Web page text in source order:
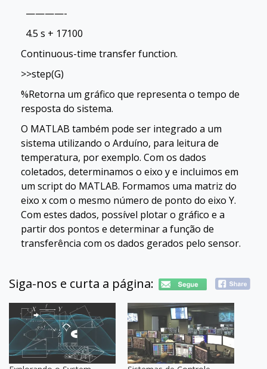
————-
4.5 s + 17100
Continuous-time transfer function.
>>step(G)
%Retorna um gráfico que representa o tempo de
resposta do sistema.
O MATLAB também pode ser integrado a um
sistema utilizando o Arduíno, para leitura de
temperatura, por exemplo. Com os dados
coletados, determinamos o eixo y e incluimos em
um script do MATLAB. Formamos uma matriz do
eixo x com o mesmo número de ponto do eixo Y.
Com estes dados, possível plotar o gráfico e a
partir dos pontos e determinar a função de
transferência com os dados gerados pelo sensor.
Siga-nos e curta a página: